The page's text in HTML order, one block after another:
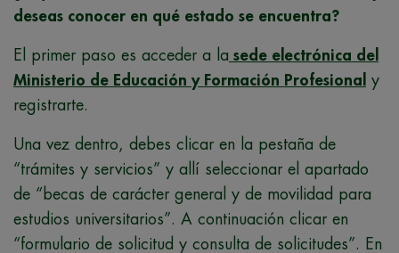
deseas conocer en qué estado se encuentra?
El primer paso es acceder a la sede electrónica del
Ministerio de Educación y Formación Profesional
y
registrarte.
Una vez dentro, debes clicar en la pestaña de
“trámites y servicios” y allí seleccionar el apartado
de “becas de carácter general y de movilidad para
estudios universitarios”. A continuación clicar en
“formulario de solicitud y consulta de solicitudes”. En